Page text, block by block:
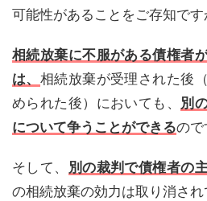
可能性があることをご存知です
相続放棄に不服がある債権者
は、 相続放棄が受理された後
められた後）においても、 別
について争うことができるので
そして、 別の裁判で債権者の
の相続放棄の効力は取り消され